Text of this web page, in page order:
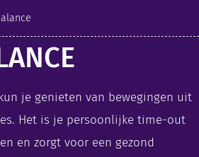
kun je genieten van bewegingen uit
Het is je persoonlijke time-out
en zorgt voor een gezond